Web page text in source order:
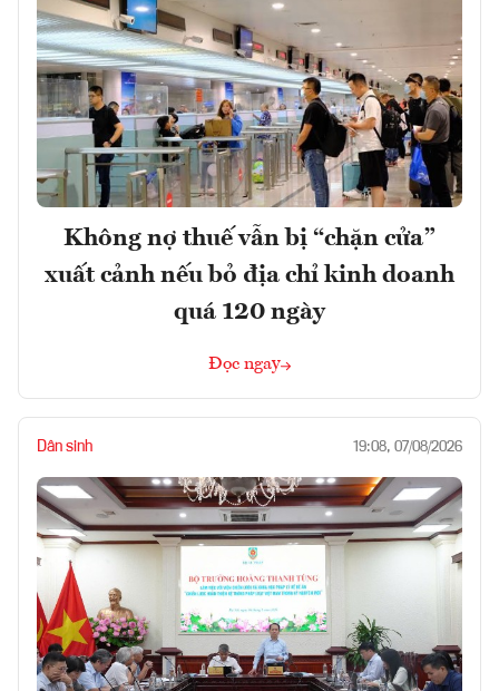
Không nợ thuế vẫn bị “chặn cửa”
xuất cảnh nếu bỏ địa chỉ kinh doanh
quá 120 ngày
Đọc ngay
Dân sinh 19:08, 07/08/2026